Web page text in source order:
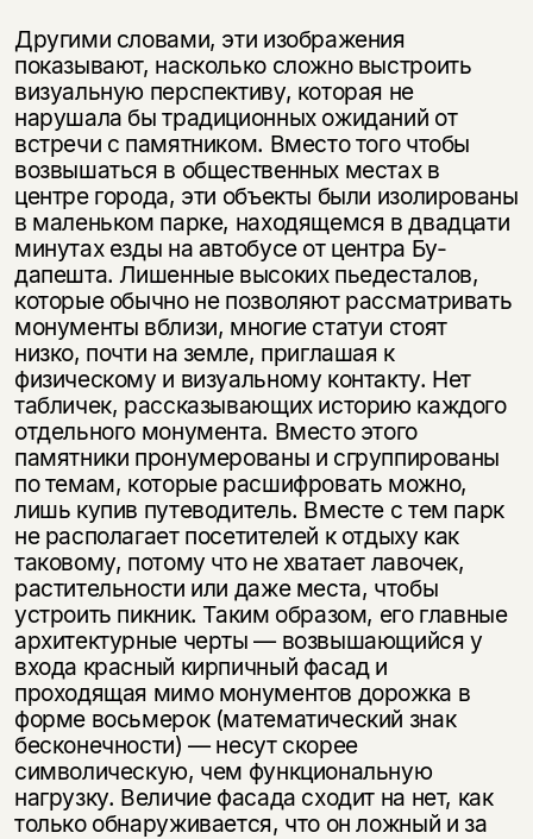
Другими словами, эти изображения
показывают, насколько сложно вы­строить
визуальную перспективу, которая не
нарушала бы традиционных ожиданий от
встречи с памятником. Вместо того чтобы
возвышаться в обще­ственных местах в
центре города, эти объекты были изолированы
в малень­ком парке, находящемся в двадцати
минутах езды на автобусе от центра Бу­
дапешта. Лишенные высоких пьедесталов,
которые обычно не позволяют рассматривать
монументы вблизи, многие статуи стоят
низко, почти на земле, приглашая к
физическому и визуальному контакту. Нет
табличек, рассказы­вающих историю каждого
отдельного монумента. Вместо этого
памятники пронумерованы и сгруппированы
по темам, которые расшифровать можно,
лишь купив путеводитель. Вместе с тем парк
не располагает посетителей к от­дыху как
таковому, потому что не хватает лавочек,
растительности или даже места, чтобы
устроить пикник. Таким образом, его главные
архитектурные черты — возвышающийся у
входа красный кирпичный фасад и
проходящая мимо монументов дорожка в
форме восьмерок (математический знак
беско­нечности) — несут скорее
символическую, чем функциональную
нагрузку. Величие фасада сходит на нет, как
только обнаруживается, что он ложный и за